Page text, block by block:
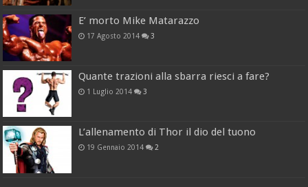
E’ morto Mike Matarazzo
17 Agosto 2014 3
Quante trazioni alla sbarra riesci a fare?
1 Luglio 2014 3
L’allenamento di Thor il dio del tuono
19 Gennaio 2014 2